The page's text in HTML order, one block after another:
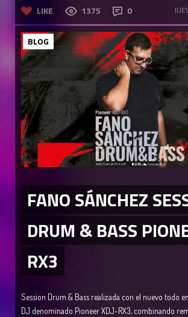
LIKE 1375 0
BLOG
FANO SÁNCHEZ
DRUM & BASS
RX3
Session Drum & Bass realizada con el nuevo todo
DJ denominado Pioneer XDJ-RX3, combinando